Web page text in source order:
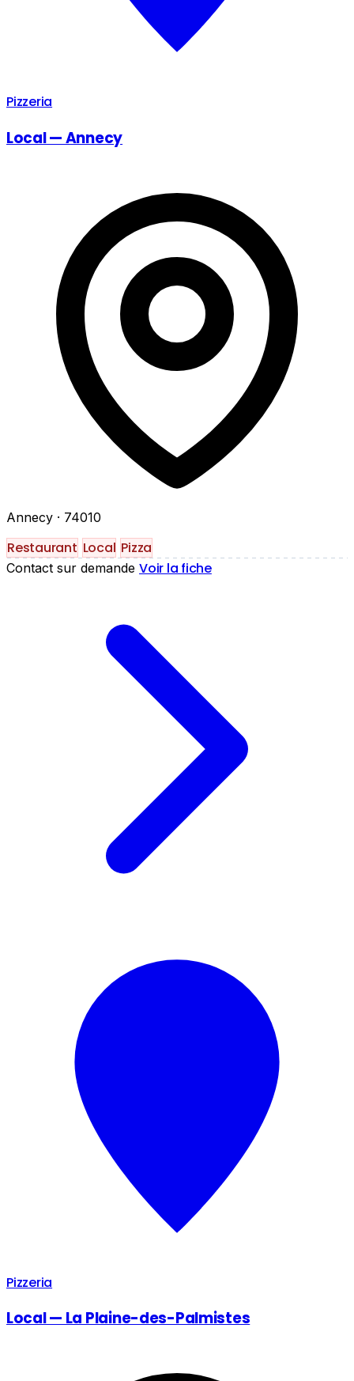
Pizzeria
Local — Annecy
Annecy · 74010
Restaurant Local Pizza
Contact sur demande Voir la fiche
Pizzeria
Local — La Plaine-des-Palmistes